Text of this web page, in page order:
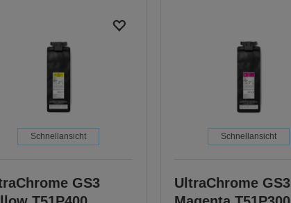
Schnellansicht
GS3
Schnellansicht
UltraChrome GS3